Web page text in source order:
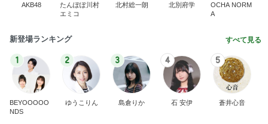
AKB48
たんぽぽ川村
エミコ
北村総一朗 北別府学
OCHA NORM
A
新登場ランキング すべて見る
1
BEYOOOOO
NDS
2
ゆうこりん
3
島倉りか
4
石 安伊
5
蒼井心音